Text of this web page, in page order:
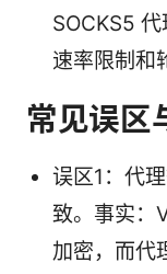
SOCKS5
速率限制和
常见误区
误区1：代
致。事实：
加密，而代